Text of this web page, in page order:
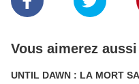
Vous aimerez aussi
UNTIL DAWN : LA MORT